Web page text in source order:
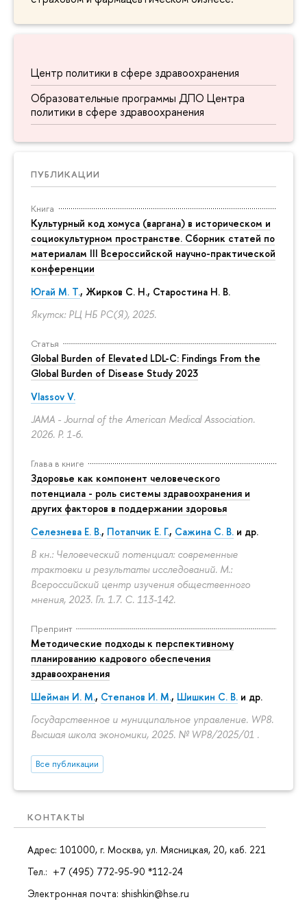
Центр политики в сфере здравоохранения
Образовательные программы ДПО Центра
политики в сфере здравоохранения
ПУБЛИКАЦИИ
Книга
Культурный код хомуса (варгана) в историческом и
социокультурном пространстве. Сборник статей по
материалам III Всероссийской научно-практической
конференции
Югай М. Т., Жирков С. Н., Старостина Н. В.
Якутск: РЦ НБ РС(Я), 2025.
Статья
Global Burden of Elevated LDL-C: Findings From the
Global Burden of Disease Study 2023
Vlassov V.
JAMA - Journal of the American Medical Association.
2026. P. 1-6.
Глава в книге
Здоровье как компонент человеческого
потенциала - роль системы здравоохранения и
других факторов в поддержании здоровья
Селезнева Е. В., Потапчик Е. Г., Сажина С. В. и др.
В кн.: Человеческий потенциал: современные
трактовки и результаты исследований. М.:
Всероссийский центр изучения общественного
мнения, 2023. Гл. 1.7. С. 113-142.
Препринт
Методические подходы к перспективному
планированию кадрового обеспечения
здравоохранения
Шейман И. М., Степанов И. М., Шишкин С. В. и др.
Государственное и муниципальное управление. WP8.
Высшая школа экономики, 2025. № WP8/2025/01 .
Все публикации
КОНТАКТЫ
Адрес: 101000, г. Москва, ул. Мясницкая, 20, каб. 221
Тел.: +7 (495) 772-95-90 *112-24
Электронная почта: shishkin@hse.ru